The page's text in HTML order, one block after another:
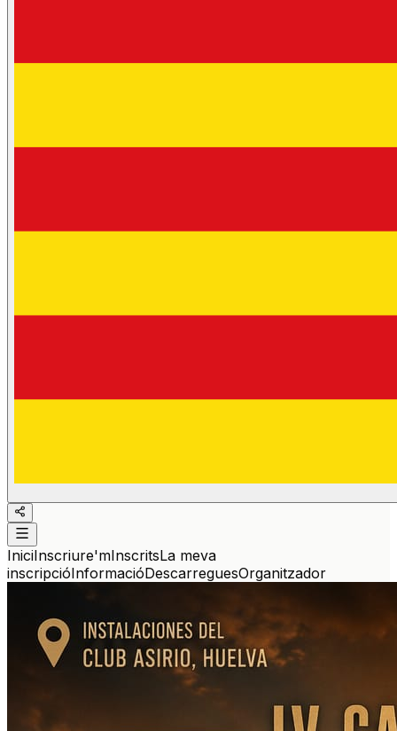
IniciInscriure'mInscritsLa meva
inscripcióInformacióDescarreguesOrganitzador